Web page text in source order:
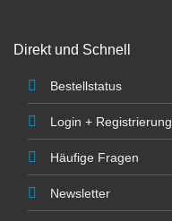
Produktseite
werden
Direkt und Schnell
Bestellstatus
Login + Registrierung
Häufige Fragen
Newsletter